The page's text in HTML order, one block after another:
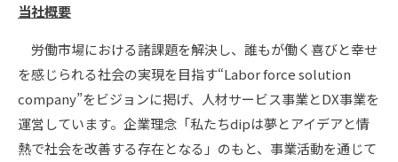
当社概要
労働市場における諸課題を解決し、誰もが働く喜びと幸せ
を感じられる社会の実現を目指す“Labor force solution
company”をビジョンに掲げ、人材サービス事業とDX事業を
運営しています。企業理念「私たちdipは夢とアイデアと情
熱で社会を改善する存在となる」のもと、事業活動を通じて